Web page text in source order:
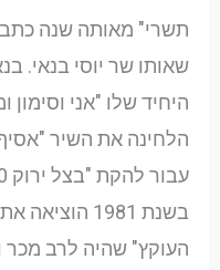
תשרי" מאותה שנה
שאותו שר יוסי בנאי.
היחיד שלו "אני
הלחינה את השיר
עבור להקת "בצל ירוק 80".
בשנת 1981
העוקץ" שהיה לרב מכר